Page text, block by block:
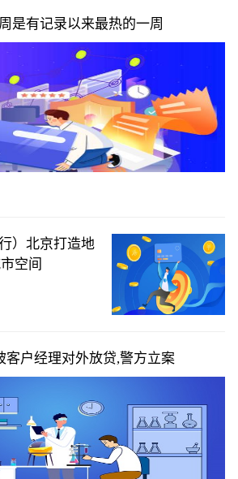
是有记录以来最热的一周
）北京打造地
空间
客户经理对外放贷,警方立案